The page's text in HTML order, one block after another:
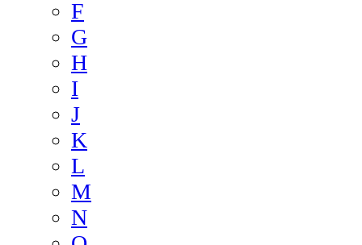
F
G
H
I
J
K
L
M
N